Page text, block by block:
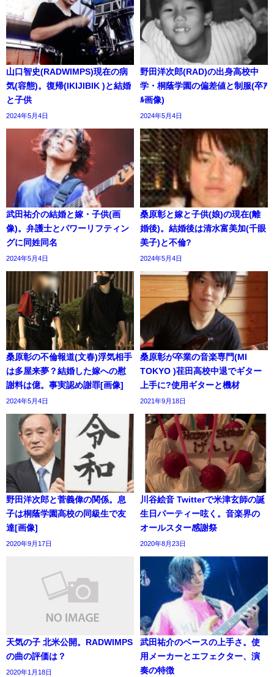
山口智史(RADWIMPS)現在の病
気(容態)。復帰(IKIJIBIK )と結婚
と子供
2024年5月4日
野田洋次郎(RAD)の出身高校中
学・桐蔭学園の偏差値と制服(卒ｱ
ﾙ画像)
2024年5月4日
武田祐介の結婚と嫁・子供(画
像)。弁護士とパワーリフティン
グに同姓同名
2024年5月4日
桑原彰と嫁と子供(娘)の現在(離
婚後)。結婚後は清水富美加(千眼
美子)と不倫?
2024年5月4日
桑原彰の不倫報道(文春)浮気相手
は多屋来夢？結婚した嫁への慰
謝料は億。事実認め謝罪[画像]
2024年5月4日
桑原彰が卒業の音楽専門(MI
TOKYO )荏田高校中退でギター
上手に?使用ギターと機材
2021年9月18日
野田洋次郎と菅義偉の関係。息
子は桐蔭学園高校の同級生で友
達[画像]
2020年9月17日
川谷絵音 Twitterで米津玄師の誕
生日パーティー呟く。音楽界の
オールスター感謝祭
2020年8月23日
天気の子 北米公開。RADWIMPS
の曲の評価は？
2020年1月18日
武田祐介のベースの上手さ。使
用メーカーとエフェクター、演
奏の特徴